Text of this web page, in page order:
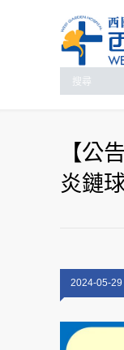
【公
炎鏈
2024-05-29